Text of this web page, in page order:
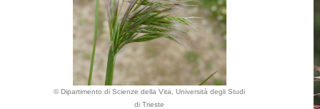
© Dipartimento di Scienze della Vita, Università degli Studi
di Trieste